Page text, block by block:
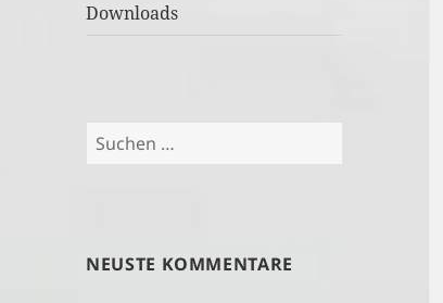
Downloads
Suchen
NEUSTE KOMMENTARE